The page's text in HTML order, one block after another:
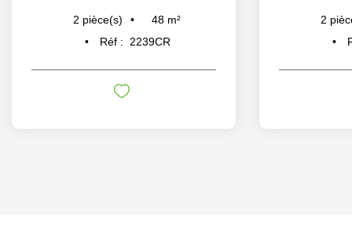
2 pièce(s) 48 m²
Réf :
2239CR
2